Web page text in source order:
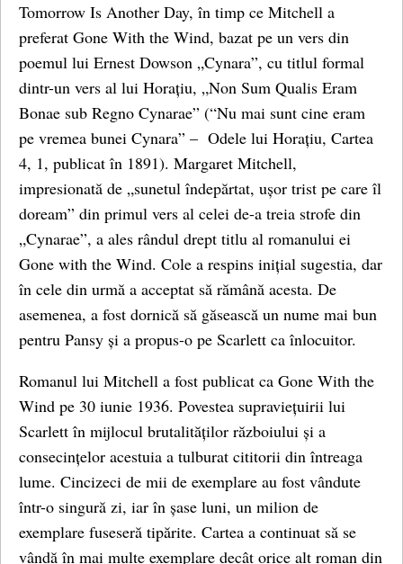
Tomorrow Is Another Day, în timp ce Mitchell a
preferat Gone With the Wind, bazat pe un vers din
poemul lui Ernest Dowson „Cynara”, cu titlul formal
dintr-un vers al lui Horațiu, „Non Sum Qualis Eram
Bonae sub Regno Cynarae” (“Nu mai sunt cine eram
pe vremea bunei Cynara” – Odele lui Horațiu, Cartea
4, 1, publicat în 1891). Margaret Mitchell,
impresionată de „sunetul îndepărtat, ușor trist pe care îl
doream” din primul vers al celei de-a treia strofe din
„Cynarae”, a ales rândul drept titlu al romanului ei
Gone with the Wind. Cole a respins inițial sugestia, dar
în cele din urmă a acceptat să rămână acesta. De
asemenea, a fost dornică să găsească un nume mai bun
pentru Pansy și a propus-o pe Scarlett ca înlocuitor.
Romanul lui Mitchell a fost publicat ca Gone With the
Wind pe 30 iunie 1936. Povestea supraviețuirii lui
Scarlett în mijlocul brutalităților războiului și a
consecințelor acestuia a tulburat cititorii din întreaga
lume. Cincizeci de mii de exemplare au fost vândute
într-o singură zi, iar în șase luni, un milion de
exemplare fuseseră tipărite. Cartea a continuat să se
vândă în mai multe exemplare decât orice alt roman din